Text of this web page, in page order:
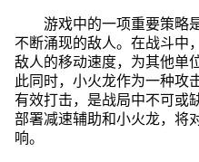
游戏中的一项重要策略
不断涌现的敌人。在战斗中
敌人的移动速度，为其他单
此同时，小火龙作为一种攻
有效打击，是战局中不可或
部署减速辅助和小火龙，将
响。